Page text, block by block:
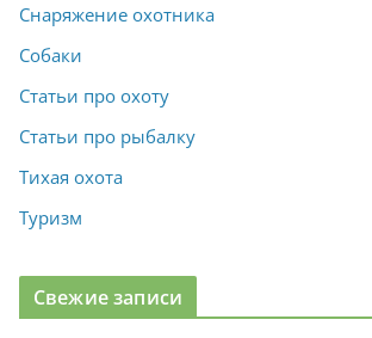
Снаряжение охотника
Собаки
Статьи про охоту
Статьи про рыбалку
Тихая охота
Туризм
Свежие записи